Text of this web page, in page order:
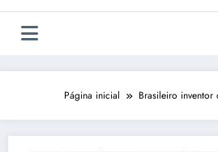
Página inicial Brasileiro inventor